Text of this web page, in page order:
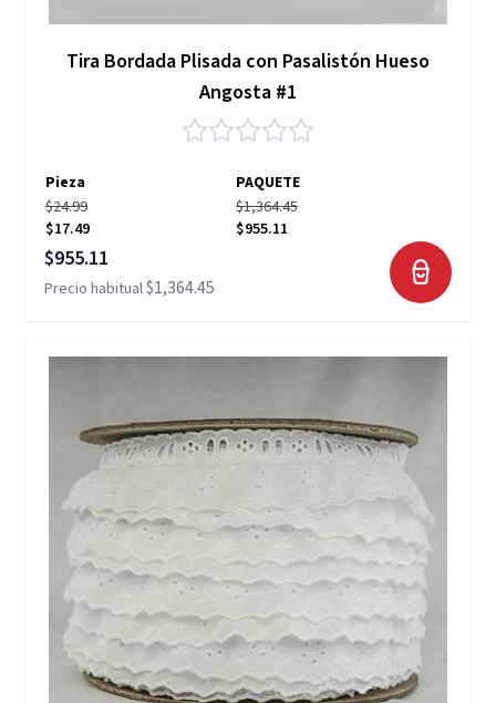
Tira Bordada Plisada con Pasalistón Hueso
Angosta #1
Pieza
PAQUETE
$24.99
$17.49
$1,364.45
$955.11
Precio especial
$955.11
Precio habitual$1,364.45